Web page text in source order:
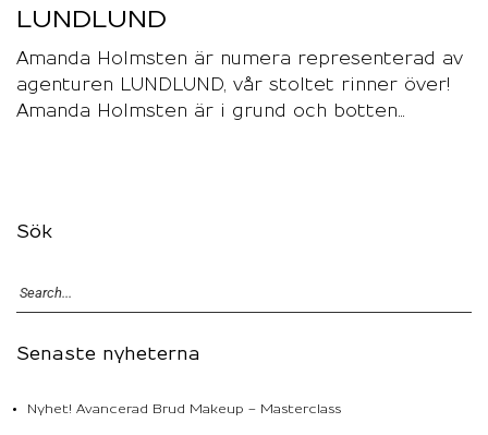
LUNDLUND
Amanda Holmsten är numera representerad av
agenturen LUNDLUND, vår stoltet rinner över!
Amanda Holmsten är i grund och botten…
Sök
Senaste nyheterna
Nyhet! Avancerad Brud Makeup – Masterclass